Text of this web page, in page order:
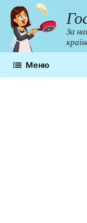
Перейти
до
контенту
За
Меню